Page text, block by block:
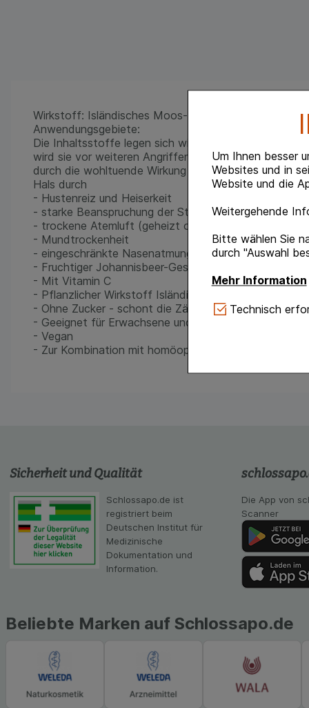
Um Ihnen besser
Websites und in
Website und die
Weitergehende
Bitte wählen Sie
durch "Auswahl
Mehr Information
Technisch
verzichtet werden
gestalten,
gestalten. Bitte
Technisch
Wirkstoff: Isländisches Moos-Extrakt
Anwendungsgebiete:
Die Inhaltsstoffe legen sich wie Balsam über die
wird sie vor weiteren Angriffen geschützt und die
durch die wohltuende Wirkung schneller erholen,
Hals durch
- Hustenreiz und Heiserkeit
- starke Beanspruchung der Stimmbänder (Sänger,
- trockene Atemluft (geheizt oder klimatisiert)
- Mundtrockenheit
- eingeschränkte Nasenatmung
- Fruchtiger Johannisbeer-Geschmack
- Mit Vitamin C
- Pflanzlicher Wirkstoff Isländisch Moos
- Ohne Zucker - schont die Zähne
- Geeignet für Erwachsene und Kinder ab 4 Jahren
- Vegan
- Zur Kombination mit homöopathischen
Sicherheit und Qualität
Schlossapo.de ist
registriert beim
Deutschen Institut für
Medizinische
Dokumentation und
Information.
Die App von
Scanner
Beliebte Marken auf Schlossapo.de